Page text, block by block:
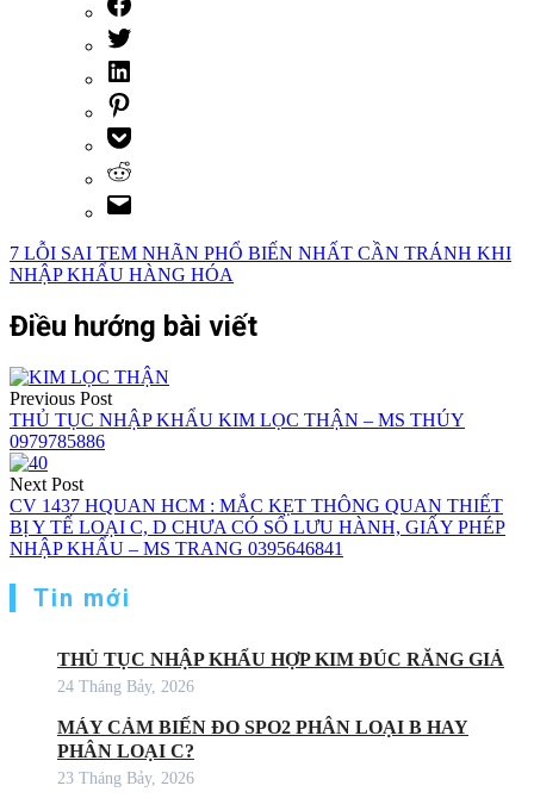
7 LỖI SAI TEM NHÃN PHỔ BIẾN NHẤT CẦN TRÁNH KHI
NHẬP KHẨU HÀNG HÓA
Điều hướng bài viết
Previous Post
THỦ TỤC NHẬP KHẨU KIM LỌC THẬN – MS THÚY
0979785886
Next Post
CV 1437 HQUAN HCM : MẮC KẸT THÔNG QUAN THIẾT
BỊ Y TẾ LOẠI C, D CHƯA CÓ SỐ LƯU HÀNH, GIẤY PHÉP
NHẬP KHẨU – MS TRANG 0395646841
Tin mới
THỦ TỤC NHẬP KHẨU HỢP KIM ĐÚC RĂNG GIẢ
24 Tháng Bảy, 2026
MÁY CẢM BIẾN ĐO SPO2 PHÂN LOẠI B HAY
PHÂN LOẠI C?
23 Tháng Bảy, 2026